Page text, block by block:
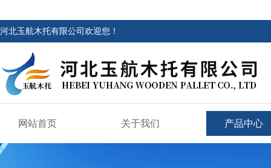
河北玉航木托有限公司欢迎您！
网站首页 关于我们 产品中心